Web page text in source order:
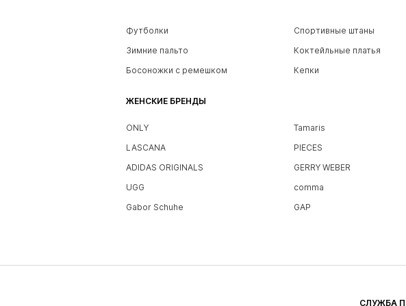
Футболки Спортивные штаны
Зимние пальто
Коктейльные платья
Босоножки с ремешком
Кепки
ЖЕНСКИЕ БРЕНДЫ
ONLY Tamaris
LASCANA
PIECES
ADIDAS ORIGINALS
GERRY WEBER
UGG
comma
Gabor Schuhe
GAP
СЛУЖБА